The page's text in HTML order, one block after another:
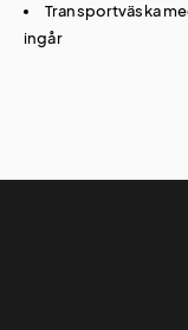
Transportväska
ingår